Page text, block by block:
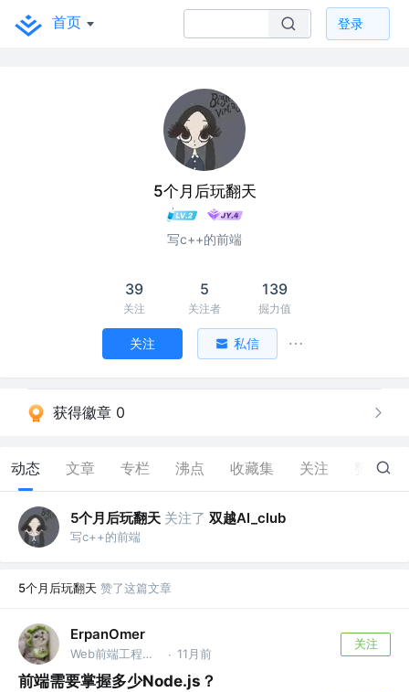
首页 登录
5个月后玩翻天
写c++的前端
39
关注
5
关注者
139
掘力值
关注 私信
获得徽章 0
动态 文章 专栏 沸点 收藏集 关注 51
5个月后玩翻天 关注了 双越AI_club
写c++的前端
5个月后玩翻天 赞了这篇文章
ErpanOmer
Web前端工程师 @跨境 · 11月前
关注
前端需要掌握多少Node.js？